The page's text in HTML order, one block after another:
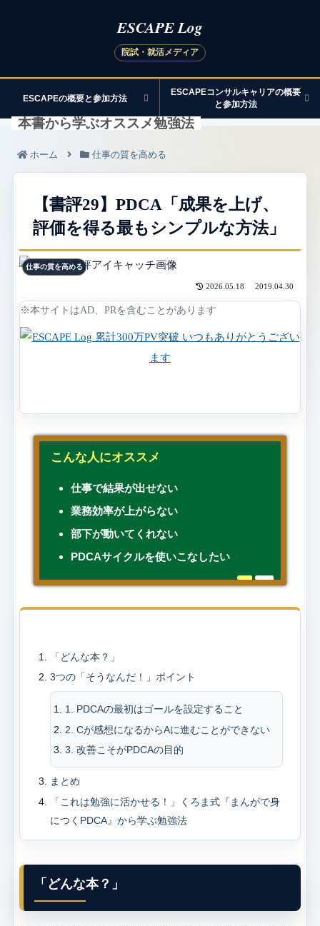
ESCAPEの概要と参加方法
ESCAPEコンサルキャリアの概要
と参加方法
ホーム 仕事の質を高める
【書評29】PDCA「成果を上げ、
評価を得る最もシンプルな方法」
仕事の質を高める
2026.05.18 2019.04.30
※本サイトはAD、PRを含むことがあります
こんな人にオススメ
仕事で結果が出せない
業務効率が上がらない
部下が動いてくれない
PDCAサイクルを使いこなしたい
「どんな本？」
3つの「そうなんだ！」ポイント
1. PDCAの最初はゴールを設定すること
2. Cが感想になるからAに進むことができない
3. 改善こそがPDCAの目的
まとめ
「これは勉強に活かせる！」くろま式『まんがで身
につくPDCA』から学ぶ勉強法
「どんな本？」
本書から学ぶオススメ勉強法